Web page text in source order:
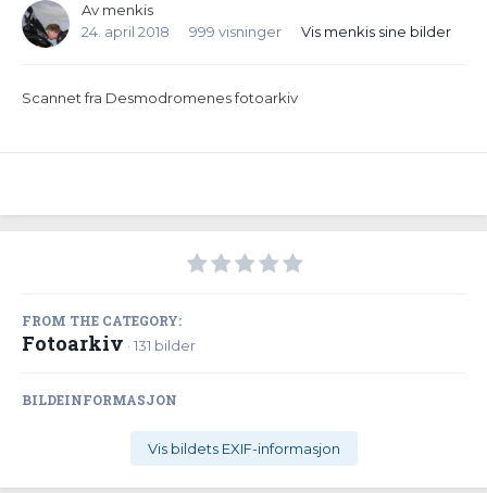
Av menkis
24. april 2018
999 visninger Vis menkis sine bilder
Scannet fra Desmodromenes fotoarkiv
FROM THE CATEGORY:
Fotoarkiv · 131 bilder
BILDEINFORMASJON
Vis bildets EXIF-informasjon